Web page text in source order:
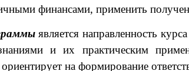
финансами, применить
является направленность
и их практическим
на формирование